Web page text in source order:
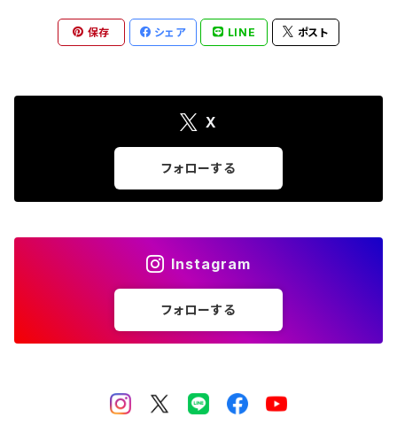
保存 シェア LINE ポスト
X
フォローする
Instagram
フォローする